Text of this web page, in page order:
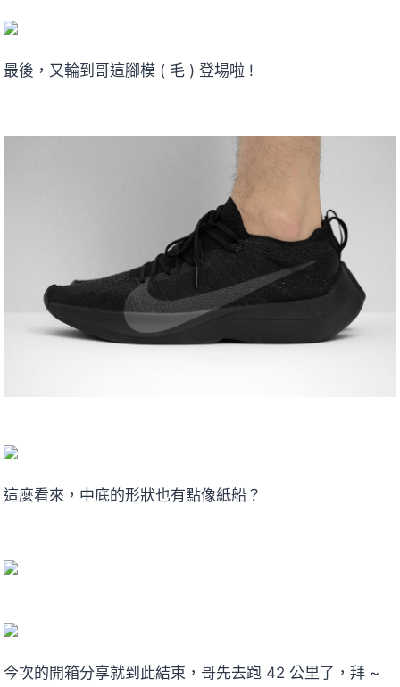
最後，又輪到哥這腳模 ( 毛 ) 登場啦 !
這麼看來，中底的形狀也有點像紙船？
今次的開箱分享就到此結束，哥先去跑 42 公里了，拜 ~